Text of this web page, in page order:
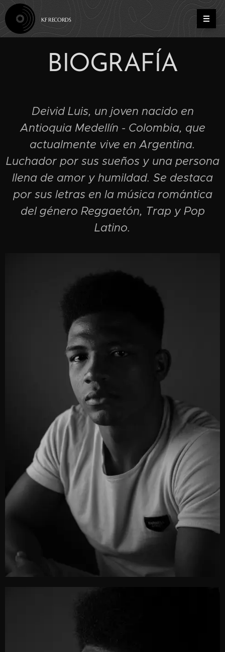
KF RECORDS
BIOGRAFÍA
Deivid Luis, un joven nacido en
Antioquia Medellín - Colombia, que
actualmente vive en Argentina.
Luchador por sus sueños y una persona
llena de amor y humildad. Se destaca
por sus letras en la música romántica
del género Reggaetón, Trap y Pop
Latino.